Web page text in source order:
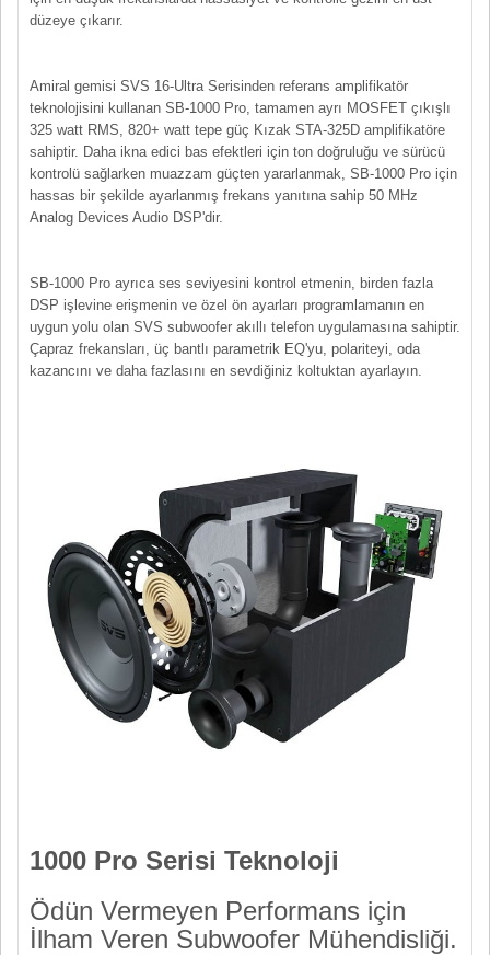
düzeye çıkarır.
Amiral gemisi SVS 16-Ultra Serisinden referans amplifikatör
teknolojisini kullanan SB-1000 Pro, tamamen ayrı MOSFET çıkışlı
325 watt RMS, 820+ watt tepe güç Kızak STA-325D amplifikatöre
sahiptir. Daha ikna edici bas efektleri için ton doğruluğu ve sürücü
kontrolü sağlarken muazzam güçten yararlanmak, SB-1000 Pro için
hassas bir şekilde ayarlanmış frekans yanıtına sahip 50 MHz
Analog Devices Audio DSP'dir.
SB-1000 Pro ayrıca ses seviyesini kontrol etmenin, birden fazla
DSP işlevine erişmenin ve özel ön ayarları programlamanın en
uygun yolu olan SVS subwoofer akıllı telefon uygulamasına sahiptir.
Çapraz frekansları, üç bantlı parametrik EQ'yu, polariteyi, oda
kazancını ve daha fazlasını en sevdiğiniz koltuktan ayarlayın.
1000 Pro Serisi Teknoloji
Ödün Vermeyen Performans için
İlham Veren Subwoofer Mühendisliği.